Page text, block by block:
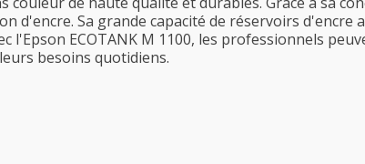
d'encre. Sa grande capacité de réservoirs d'encre
l'Epson ECOTANK M 1100, les professionnels
besoins quotidiens.